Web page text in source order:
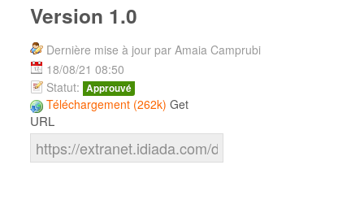
Version 1.0
Dernière mise à jour par Amaia Camprubi
18/08/21 08:50
Statut: Approuvé
Téléchargement (262k) Get
URL